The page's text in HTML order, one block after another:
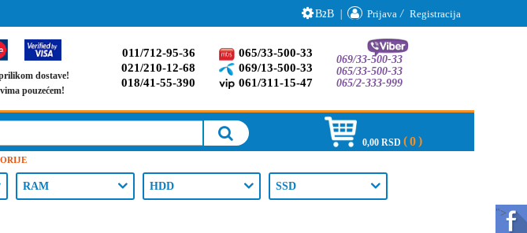
">
B2B | Prijava / Registracija
dostave!
pouzećem!
011/712-95-36
021/210-12-68
018/41-55-390
065/33-500-33
069/13-500-33
061/311-15-47
069/33-500-33
065/33-500-33
065/2-333-999
0,00 RSD 0
RAM HDD SSD